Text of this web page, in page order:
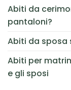
Abiti da
pantaloni?
Abiti da sposa
Abiti per
e gli sposi